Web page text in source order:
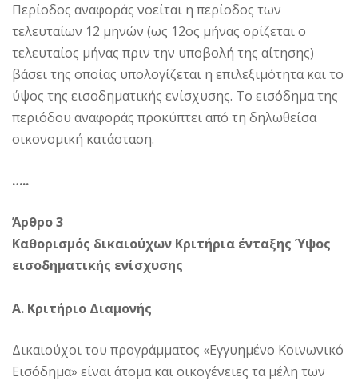
Περίοδος αναφοράς νοείται η περίοδος των
τελευταίων 12 μηνών (ως 12ος μήνας ορίζεται ο
τελευταίος μήνας πριν την υποβολή της αίτησης)
βάσει της οποίας υπολογίζεται η επιλεξιμότητα και το
ύψος της εισοδηματικής ενίσχυσης. Το εισόδημα της
περιόδου αναφοράς προκύπτει από τη δηλωθείσα
οικονομική κατάσταση.
…..
Άρθρο 3
Καθορισμός δικαιούχων Κριτήρια ένταξης Ύψος
εισοδηματικής ενίσχυσης
Α. Κριτήριο Διαμονής
Δικαιούχοι του προγράμματος «Εγγυημένο Κοινωνικό
Εισόδημα» είναι άτομα και οικογένειες τα μέλη των